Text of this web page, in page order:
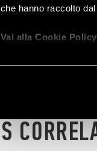
che hanno raccolto
Vai alla Cookie